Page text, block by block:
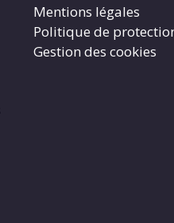
Mentions légales
Politique de
Gestion des cookies